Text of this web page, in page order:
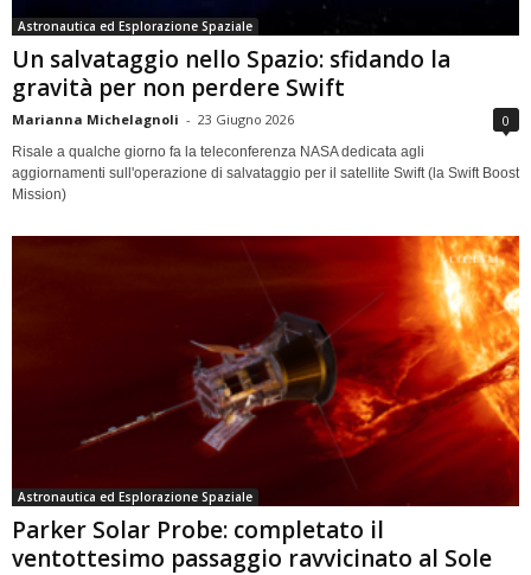
Astronautica ed Esplorazione Spaziale
Un salvataggio nello Spazio: sfidando la
gravità per non perdere Swift
Marianna Michelagnoli - 23 Giugno 2026 0
Risale a qualche giorno fa la teleconferenza NASA dedicata agli
aggiornamenti sull'operazione di salvataggio per il satellite Swift (la Swift Boost
Mission)
Astronautica ed Esplorazione Spaziale
Parker Solar Probe: completato il
ventottesimo passaggio ravvicinato al Sole